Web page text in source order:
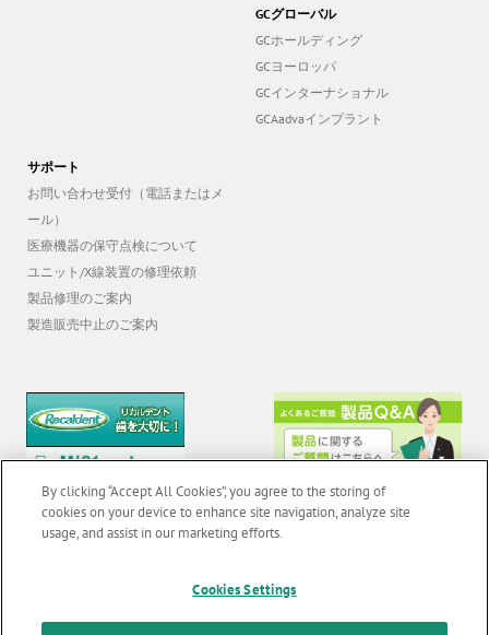
GCグローバル
GCホールディング
GCヨーロッパ
GCインターナショナル
GCAadvaインプラント
サポート
お問い合わせ受付（電話またはメ
ール）
医療機器の保守点検について
ユニット/X線装置の修理依頼
製品修理のご案内
製造販売中止のご案内
お問い合わせ
個人情報保護方針| クッキーポリシー| 透明性に関する指針|
By clicking “Accept All Cookies”, you agree to the storing of
cookies on your device to enhance site navigation, analyze site
usage, and assist in our marketing efforts.
Cookies Settings